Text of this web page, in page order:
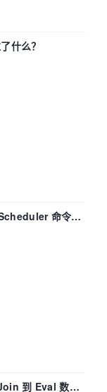
什么？
命令行
到 Eval 数据